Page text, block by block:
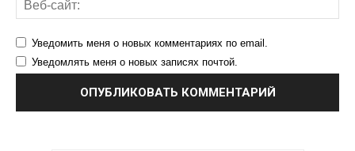
Уведомить меня о новых комментариях по email.
Уведомлять меня о новых записях почтой.